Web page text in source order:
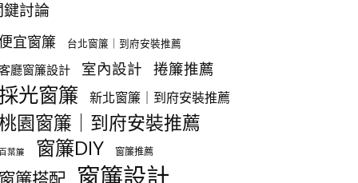
鍵討論
宜窗簾 台北窗簾｜到府安裝推薦
廳窗簾設計 室內設計 捲簾推薦
光窗簾 新北窗簾｜到府安裝推薦
園窗簾｜到府安裝推薦
葉簾 窗簾DIY 窗簾推薦
簾搭配 窗簾設計